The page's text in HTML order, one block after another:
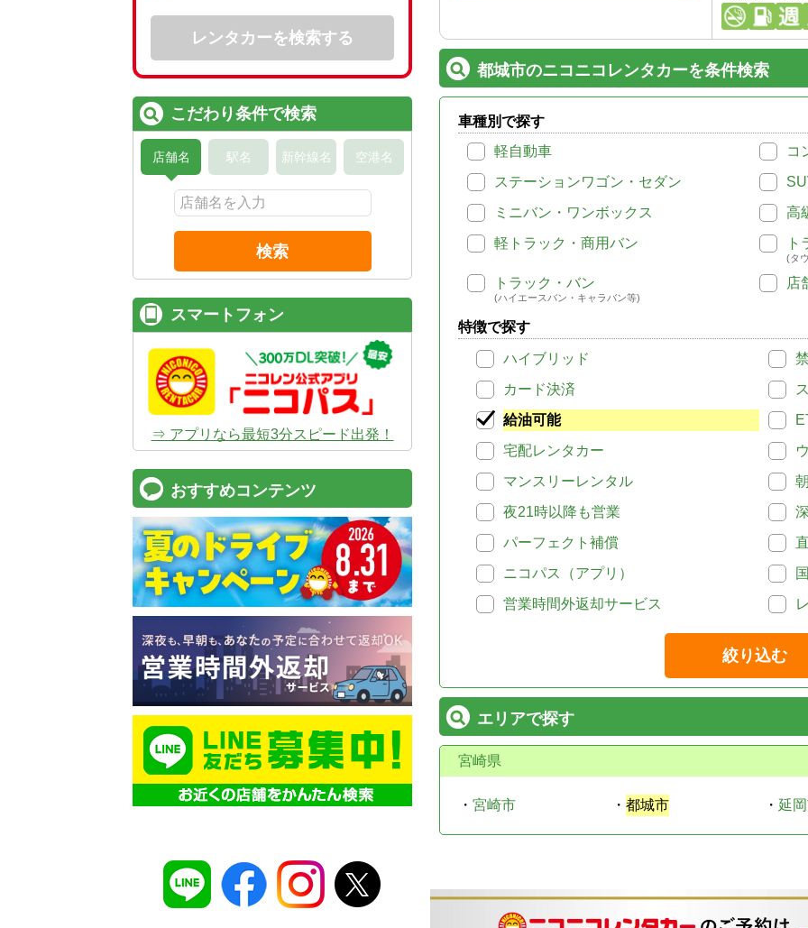
都城市のニコニコレンタカーを条件検索
車種別で探す
軽自動車
コ
ステーションワゴン・セダン
ミニバン・ワンボックス
高
軽トラック・商用バン
ト
(タ
トラック・バン
(ハイエースバン・キャラバン等)
店
特徴で探す
ハイブリッド
カード決済
給油可能
宅配レンタカー
マンスリーレンタル
夜21時以降も営業
パーフェクト補償
ニコパス（アプリ）
営業時間外返却サービス
絞り込む
エリアで探す
宮崎県
・ 宮崎市 ・ 都城市 ・ 延
レンタカーを検索する
こだわり条件で検索
店舗名 駅名 新幹線名 空港名
検索
スマートフォン
⇒ アプリなら最短3分スピード出発！
おすすめコンテンツ